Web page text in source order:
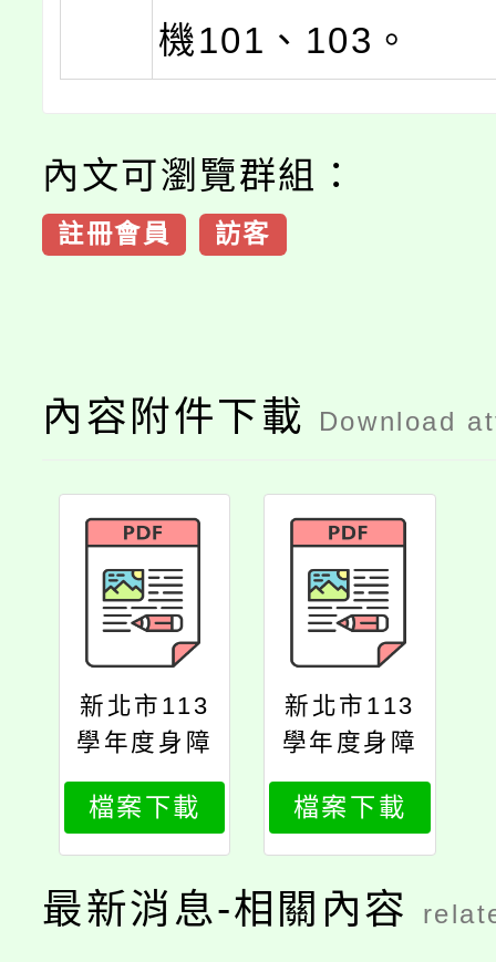
機101、103。
內文可瀏覽群組：
註冊會員 訪客
內容附件下載 Download
新北市113
學年度身障
生適性輔導
安置高中一
般類科簡章
【公告】
檔案下載
新北市113
學年度身障
生適性輔導
安置高中集
中式特教班
服務群科簡
章【公告】
檔案下載
最新消息-相關內容